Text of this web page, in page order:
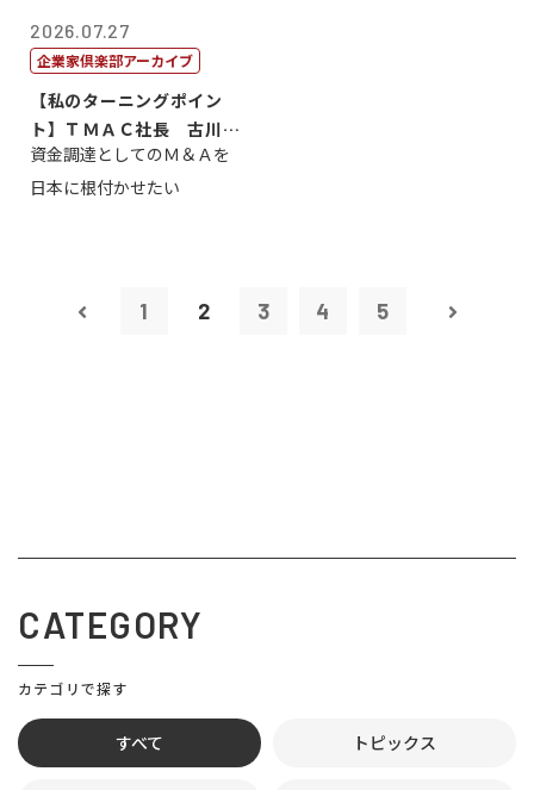
2026.07.27
企業家倶楽部アーカイブ
【私のターニングポイン
ト】ＴＭＡＣ社長 古川英
一
資金調達としてのＭ＆Ａを
日本に根付かせたい
1 2 3 4 5
CATEGORY
カテゴリで探す
すべて トピックス